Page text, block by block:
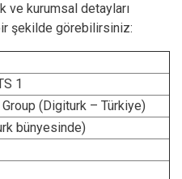
ve kurumsal detayları
şekilde görebilirsiniz:
1
(Digiturk – Türkiye)
bünyesinde)